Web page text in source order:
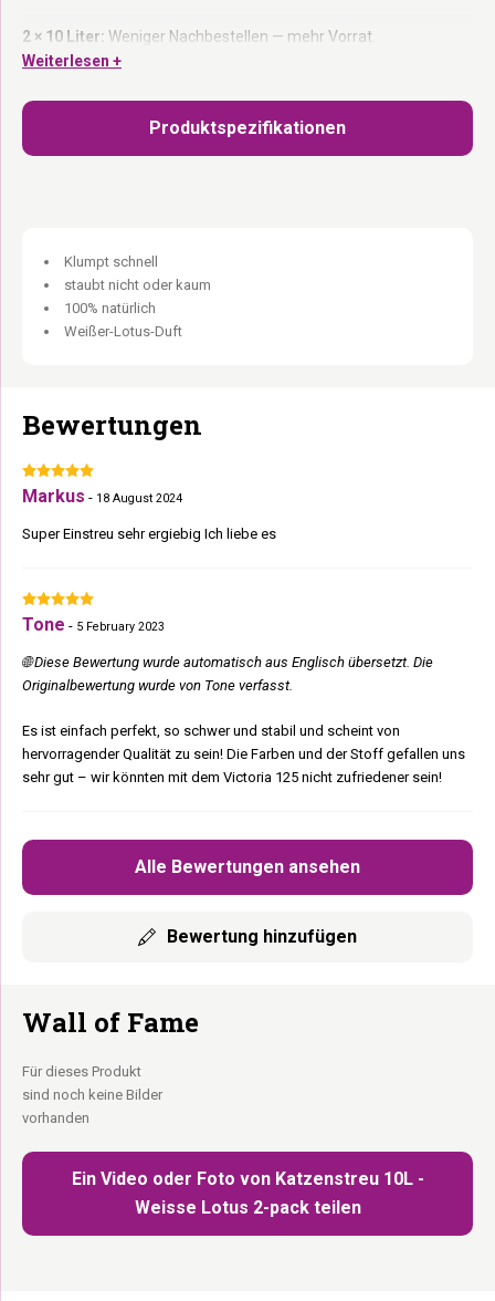
2 × 10 Liter: Weniger Nachbestellen — mehr Vorrat.
Klumpend:Klumpt sofort — leicht auszuschaufeln.
Duft: White Lotus
Dirty Rebels. For messy jobs only.
Weiterlesen +
Produktspezifikationen
Klumpt schnell
staubt nicht oder kaum
100% natürlich
Weißer-Lotus-Duft
Bewertungen
Alle Bewertungen ansehen
Bewertung hinzufügen
Markus - 18 August 2024
Super Einstreu sehr ergiebig Ich liebe es
Tone - 5 February 2023
🌐 Diese Bewertung wurde automatisch aus Englisch übersetzt. Die
Originalbewertung wurde von Tone verfasst.
Es ist einfach perfekt, so schwer und stabil und scheint von
hervorragender Qualität zu sein! Die Farben und der Stoff gefallen uns
sehr gut – wir könnten mit dem Victoria 125 nicht zufriedener sein!
Wall of Fame
Ein Video oder Foto von Katzenstreu 10L -
Weisse Lotus 2-pack teilen
Für dieses Produkt
sind noch keine Bilder
vorhanden